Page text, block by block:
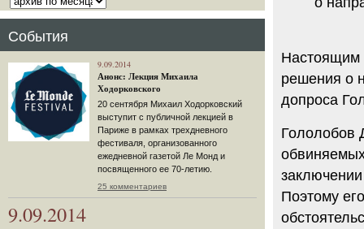
События
9.09.2014
Анонс: Лекция Михаила
Ходорковского
20 сентября Михаил Ходорковский
выступит с публичной лекцией в
Париже в рамках трехдневного
фестиваля, организованного
ежедневной газетой Ле Монд и
посвященного ее 70-летию.
25 комментариев
9.09.2014
Настоящим
решения о
допроса
Гололобов
Поэтому